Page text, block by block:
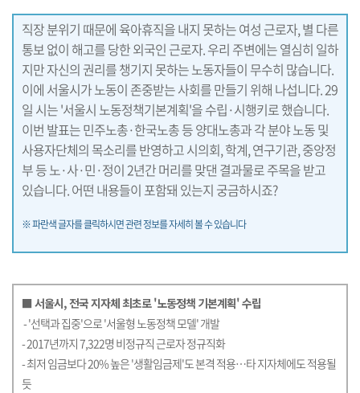
포
털
U
R
L
복
사
공
유
하
기
기
크
게
변
경
하
기
기
작
게
변
기
직장 분위기 때문에 육아휴직을 내지 못하는 여성 근로자, 별 다른
통보 없이 해고를 당한 외국인 근로자. 우리 주변에는 열심히 일하
지만 자신의 권리를 챙기지 못하는 노동자들이 무수히 많습니다.
이에 서울시가 노동이 존중받는 사회를 만들기 위해 나섭니다. 29
일 시는 '서울시 노동정책기본계획'을 수립·시행키로 했습니다.
이번 발표는 민주노총·한국노총 등 양대노총과 각 분야 노동 및
사용자단체의 목소리를 반영하고 시의회, 학계, 연구기관, 중앙정
부 등 노·사·민·정이 2년간 머리를 맞댄 결과물로 주목을 받고
있습니다. 어떤 내용들이 포함돼 있는지 궁금하시죠?
※ 파란색 글자를 클릭하시면 관련 정보를 자세히 볼 수 있습니다
■ 서울시, 전국 지자체 최초로 '노동정책 기본계획' 수립
- '선택과 집중'으로 '서울형 노동정책 모델' 개발
- 2017년까지 7,322명 비정규직 근로자 정규직화
- 최저 임금보다 20% 높은 '생활임금제'도 본격 적용…타 지자체에도 적용될
듯